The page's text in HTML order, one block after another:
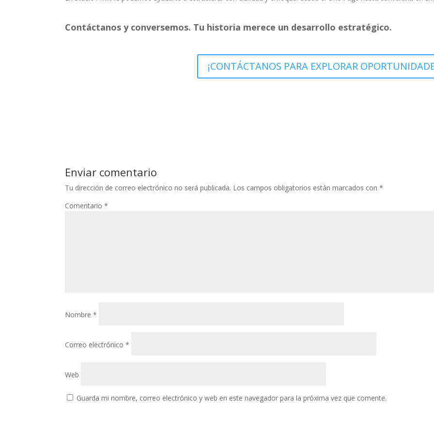
Contáctanos y conversemos. Tu historia merece un desarrollo estratégico.
¡CONTÁCTANOS PARA EXPLORAR
Enviar comentario
Tu dirección de correo electrónico no será publicada. Los campos obligatorios están marcados con*
Comentario*
Nombre*
Correo electrónico*
Web
Guarda mi nombre, correo electrónico y web en este navegador para la próxima vez que comente.